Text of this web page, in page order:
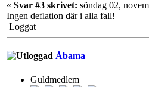
« Svar #3 skrivet: söndag 02,
Ingen deflation där i alla fall!
Loggat
Åbama
Guldmedlem